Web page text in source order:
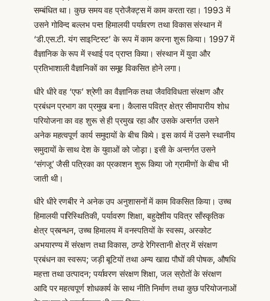
सम्बंधित था। कुछ समय वह प्रोजैक्ट्स में काम करता रहा। 1993 में
उसने गोविन्द बल्लभ पन्त हिमालयी पर्यावरण तथा विकास संस्थान में
‘डी.एस.टी. यंग साइन्टिस्ट’ के रूप में काम करना शुरू किया। 1997 में
वैज्ञानिक के रूप में स्थाई पद प्राप्त किया। संस्थान में युवा और
प्रतिभाशाली वैज्ञानिकों का समूह विकसित होने लगा।
धीरे धीरे वह ‘एफ’ श्रेणी का वैज्ञानिक तथा जैवविविधता संरक्षण औैर
प्रबंधन प्रभाग का प्रमुख बना। कैलास पवित्र क्षेत्र सीमापारीय शोध
परियोजना का वह शुरू से ही प्रमुख रहा और उसके अन्तर्गत उसने
अनेक महत्वपूर्ण कार्य समुदायों के बीच किये। इस कार्य में उसने स्थानीय
समुदायों के साथ देश के युवाओं को जोड़़ा। इसी के अन्तर्गत उसने
‘संगजू’ जैसी पत्रिका का प्रकाशन शुरू किया जो ग्रामीणों के बीच भी
जाती थी।
धीरे धीरे रणबीर ने अनेक उप अनुशासनों में काम विकसित किया। उच्च
हिमालयी पारिस्थितिकी, पर्यावरण शिक्षा, बहुदेशीय पवित्र साँस्कृतिक
क्षेत्र प्रबन्धन, उच्च हिमालय में वनस्पतियों के स्वरूप, अस्कोट
अभयारण्य में संरक्षण तथा विकास, ठण्डे रेगिस्तानी क्षेत्र में संरक्षण
प्रबंधन का स्वरूप; जड़ी बूटियों तथा अन्य खाद्य पौघों की पोषक, औषधि
महत्ता तथा उत्पादन; पर्यावरण संरक्षण शिक्षा, जल स्रोतों के संरक्षण
आदि पर महत्वपूर्ण शोधकार्य के साथ नीति निर्माण तथा कुछ परियोजनाओं